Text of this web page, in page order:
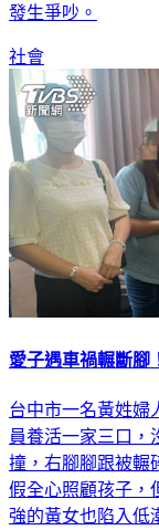
發生爭吵。
社會
愛子遇車禍輾斷
台中市一名黃姓婦
員養活一家三口，
撞，右腳腳跟被輾
假全心照顧孩子，
強的黃女也陷入低